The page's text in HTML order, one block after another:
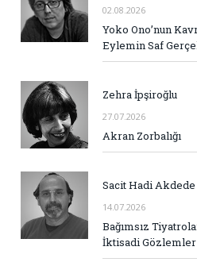
02.08.2026
Yoko Ono’nun
Eylemin Saf
Zehra İpşiroğlu
27.07.2026
Akran Zorbalığı
Sacit Hadi Akdede
14.07.2026
Bağımsız
İktisadi Gözlemler